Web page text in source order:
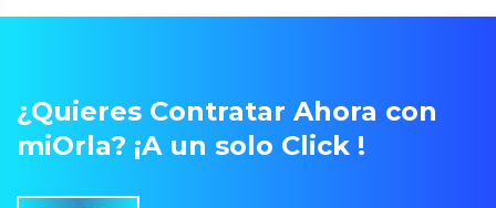
¿Quieres Contratar Ahora con
miOrla? ¡A un solo Click !